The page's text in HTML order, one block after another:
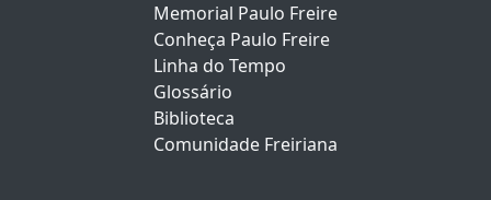
Memorial Paulo Freire
Conheça Paulo Freire
Linha do Tempo
Glossário
Biblioteca
Comunidade Freiriana